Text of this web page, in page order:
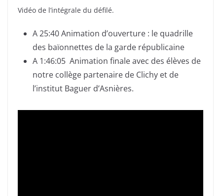
Vidéo de l’intégrale du défilé.
A 25:40 Animation d’ouverture : le quadrille
des baïonnettes de la garde républicaine
A 1:46:05 Animation finale avec des élèves de
notre collège partenaire de Clichy et de
l’institut Baguer d’Asnières.